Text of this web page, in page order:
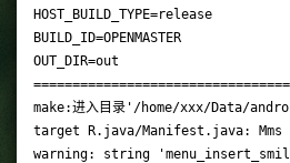
HOST_BUILD_TYPE=release
BUILD_ID=OPENMASTER
OUT_DIR=out
make:进入目录'/home/xxx/Data/
target R.java/Manifest.java: Mms
warning: string